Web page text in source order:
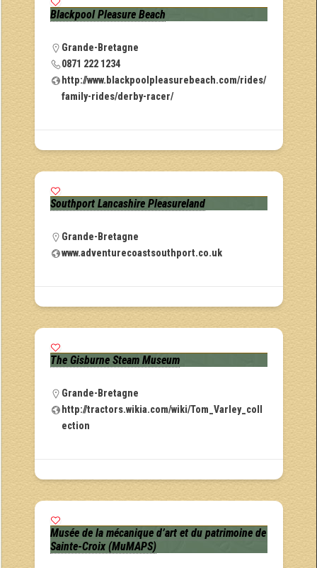
Blackpool Pleasure Beach
Grande-Bretagne
0871 222 1234
http://www.blackpoolpleasurebeach.com/rides/
family-rides/derby-racer/
Southport Lancashire Pleasureland
Grande-Bretagne
www.adventurecoastsouthport.co.uk
The Gisburne Steam Museum
Grande-Bretagne
http://tractors.wikia.com/wiki/Tom_Varley_coll
ection
Musée de la mécanique d’art et du patrimoine de
Sainte-Croix (MuMAPS)